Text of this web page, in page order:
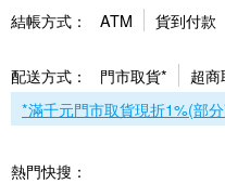
結帳方式： ATM 貨到付款
配送方式： 門市取貨* 超
*滿千元門市取貨現折1%(部
熱門快搜：